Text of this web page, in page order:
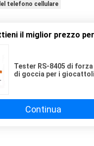
telefono cellulare
il miglior prezzo per
Tester RS-8405 di
di goccia per i
Continua